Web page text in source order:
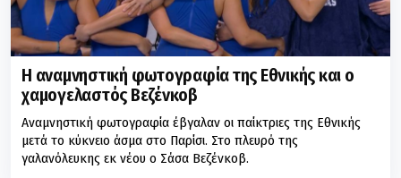
Η αναμνηστική φωτογραφία της Εθνικής και ο
χαμογελαστός Βεζένκοβ
Αναμνηστική φωτογραφία έβγαλαν οι παίκτριες της Εθνικής
μετά το κύκνειο άσμα στο Παρίσι. Στο πλευρό της
γαλανόλευκης εκ νέου ο Σάσα Βεζένκοβ.